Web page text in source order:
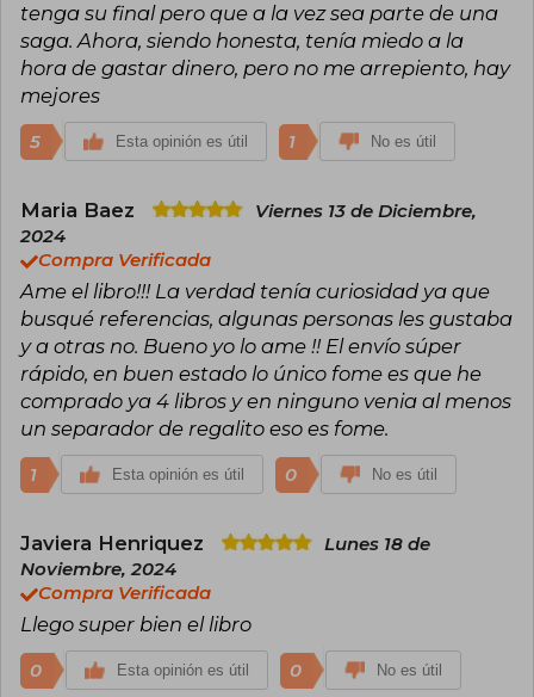
tenga su final pero que a la vez sea parte de una
saga. Ahora, siendo honesta, tenía miedo a la
hora de gastar dinero, pero no me arrepiento, hay
mejores
5 Esta opinión es útil 1 No es útil
Maria Baez
Viernes 13 de Diciembre,
2024
Compra Verificada
Ame el libro!!! La verdad tenía curiosidad ya que
busqué referencias, algunas personas les gustaba
y a otras no. Bueno yo lo ame !! El envío súper
rápido, en buen estado lo único fome es que he
comprado ya 4 libros y en ninguno venia al menos
un separador de regalito eso es fome.
1 Esta opinión es útil 0 No es útil
Javiera Henriquez
Lunes 18 de
Noviembre, 2024
Compra Verificada
Llego super bien el libro
0 Esta opinión es útil 0 No es útil